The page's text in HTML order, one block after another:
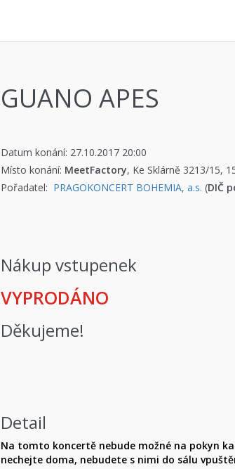
GUANO APES
Datum konání: 27.10.2017 20:00
Místo konání: MeetFactory, Ke Sklárně 3213/15,
Pořadatel: PRAGOKONCERT BOHEMIA, a.s. (DIČ
Nákup vstupenek
VYPRODÁNO
Děkujeme!
Detail
Na tomto koncertě nebude možné na pokyn
nechejte doma, nebudete s nimi do sálu